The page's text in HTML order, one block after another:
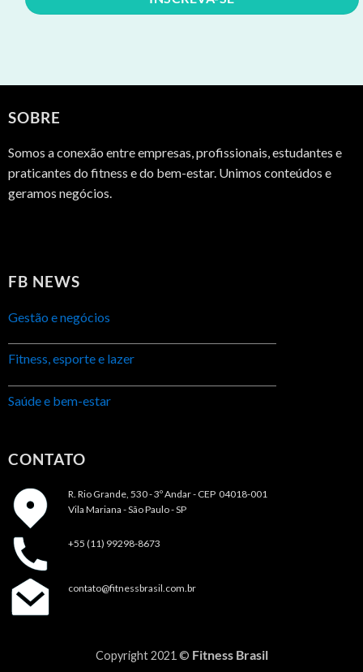
SOBRE
Somos a conexão entre empresas, profissionais, estudantes e
praticantes do fitness e do bem-estar. Unimos conteúdos e
geramos negócios.
FB NEWS
Gestão e negócios
Fitness, esporte e lazer
Saúde e bem-estar
CONTATO
R. Rio Grande, 530 - 3º Andar - CEP 04018-001
Vila Mariana - São Paulo - SP
+55 (11) 99298-8673
contato@fitnessbrasil.com.br
Copyright 2021 © Fitness Brasil